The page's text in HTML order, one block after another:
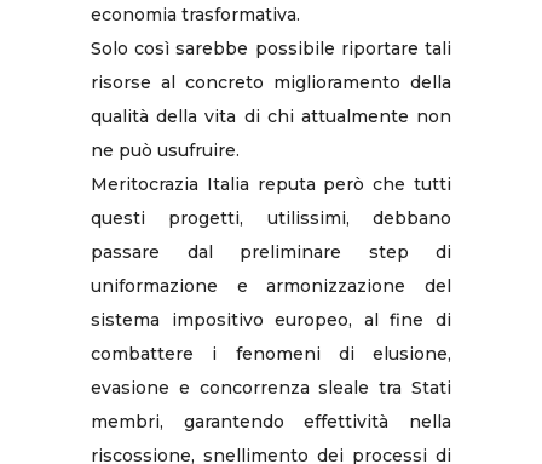
economia trasformativa.
Solo così sarebbe possibile riportare tali
risorse al concreto miglioramento della
qualità della vita di chi attualmente non
ne può usufruire.
Meritocrazia Italia reputa però che tutti
questi progetti, utilissimi, debbano
passare dal preliminare step di
uniformazione e armonizzazione del
sistema impositivo europeo, al fine di
combattere i fenomeni di elusione,
evasione e concorrenza sleale tra Stati
membri, garantendo effettività nella
riscossione, snellimento dei processi di